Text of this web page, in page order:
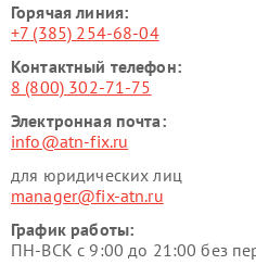
Горячая линия:
+7 (385) 254-68-04
Контактный телефон:
8 (800) 302-71-75
Электронная почта:
info@atn-fix.ru
для юридических лиц
manager@fix-atn.ru
График работы:
ПН-ВСК с 9:00 до 21:00 без